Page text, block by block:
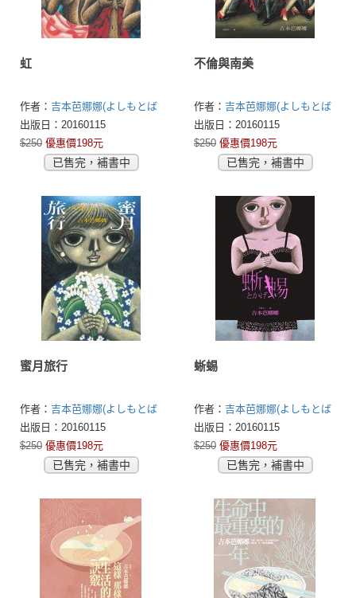
虹
作者： 吉本芭娜娜(よしもとば
なな)
出版日：20160115
$250 優惠價198元
已售完，補書中
不倫與南美
作者： 吉本芭娜娜(よしもとば
なな)
出版日：20160115
$250 優惠價198元
已售完，補書中
蜜月旅行
作者： 吉本芭娜娜(よしもとば
なな)
出版日：20160115
$250 優惠價198元
已售完，補書中
蜥蜴
作者： 吉本芭娜娜(よしもとば
なな)
出版日：20160115
$250 優惠價198元
已售完，補書中